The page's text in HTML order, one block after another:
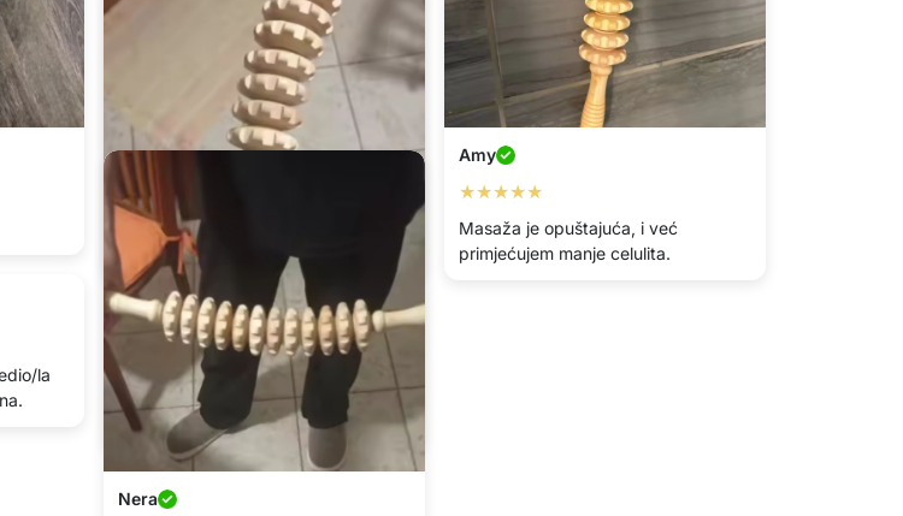
Svjetlana
★★★★★
Redovito ga koristim na nogama i
već primjećujem čvršće noge.
Amy
★★★★★
Masaža je opuštajuća, i već
primjećujem manje celulita.
Tomislava
★★★★★
Savršeno nadopunjuje moju večernju
rutinu. Utrljavam ulje za tijelo s njim.
Nera
la